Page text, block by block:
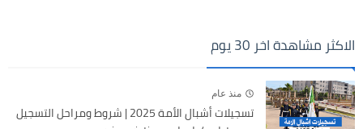
الاكثر مشاهدة اخر 30 يوم
منذ عام
تسجيلات أشبال الأمة 2025 | شروط ومراحل التسجيل